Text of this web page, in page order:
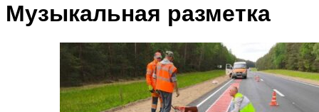
Музыкальная разметка